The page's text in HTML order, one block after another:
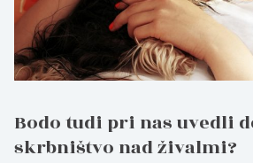
Bodo tudi pri nas uvedli
skrbništvo nad živalmi?